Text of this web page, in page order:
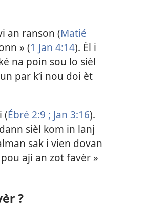
an ranson (Matié
» (1 Jan 4:14). Èl i
na poin sou lo sièl
par k’i nou doi èt
(Ébré 2:9 ; Jan 3:16).
sièl kom in lanj
sak i vien dovan
aji an zot favèr »
?